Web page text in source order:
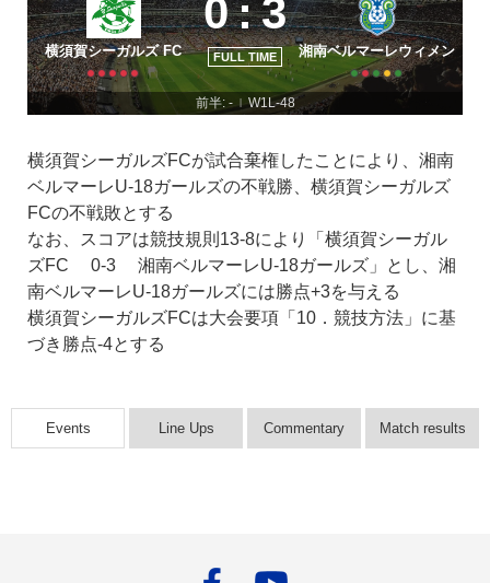
横須賀シーガルズ FC
0:3
FULL TIME 湘南ベルマーレウィメン
前半: - W1L-48
横須賀シーガルズFCが試合棄権したことにより、湘南
ベルマーレU-18ガールズの不戦勝、横須賀シーガルズ
FCの不戦敗とする
なお、スコアは競技規則13-8により「横須賀シーガル
ズFC 0-3 湘南ベルマーレU-18ガールズ」とし、湘
南ベルマーレU-18ガールズには勝点+3を与える
横須賀シーガルズFCは大会要項「10．競技方法」に基
づき勝点-4とする
Events Line Ups Commentary Match results